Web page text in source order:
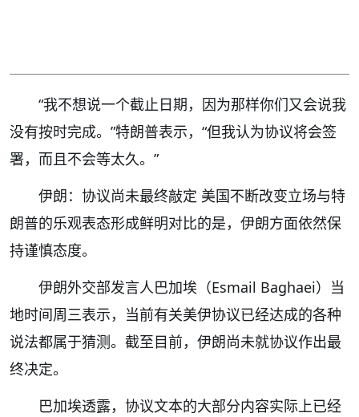
“我不想说一个截止日期，因为那样你们又会说我
没有按时完成。”特朗普表示，“但我认为协议将会签
署，而且不会等太久。”
伊朗：协议尚未最终敲定 美国不断改变立场与特
朗普的乐观表态形成鲜明对比的是，伊朗方面依然保
持谨慎态度。
伊朗外交部发言人巴加埃（Esmail Baghaei）当
地时间周三表示，当前有关美伊协议已经达成的各种
说法都属于猜测。截至目前，伊朗尚未就协议作出最
终决定。
巴加埃透露，协议文本的大部分内容实际上已经